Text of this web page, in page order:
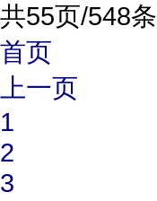
共55页/548条
首页
上一页
1
2
3